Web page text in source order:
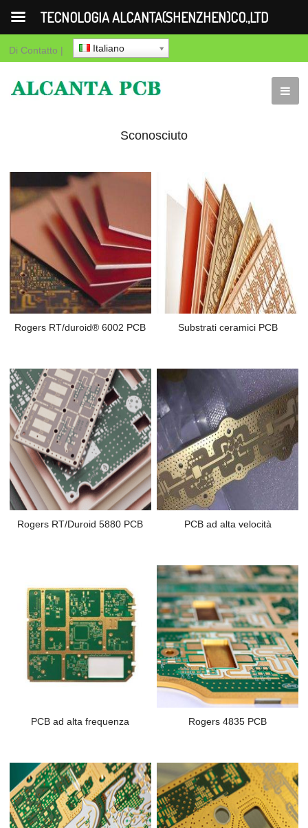
Di Contatto | Italiano
Sconosciuto
Rogers RT/duroid® 6002 PCB Substrati ceramici PCB
Rogers RT/Duroid 5880 PCB PCB ad alta velocità
PCB ad alta frequenza Rogers 4835 PCB
TECNOLOGIA ALCANTA(SHENZHEN)CO.,LTD